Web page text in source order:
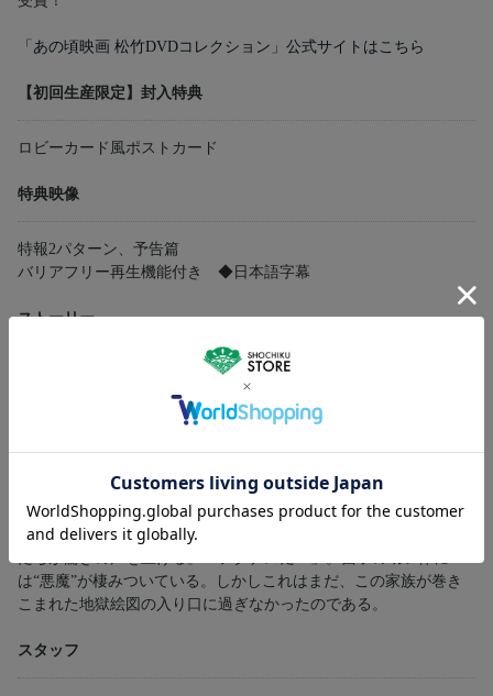
「あの頃映画 松竹DVDコレクション」公式サイトはこちら
【初回生産限定】封入特典
ロビーカード風ポストカード
特典映像
特報2パターン、予告篇
バリアフリー再生機能付き ◆日本語字幕
ストーリー
東京郊外に住むしあわせな三人家族。ひとり娘の昌子はある日、
泥の中で蝶を追っていた。珍しい蝶を取り逃がしてしまった昌子
は不思議な夢を見る。その話を聞いて嫌な予感がする父の昭（渡
るのだ。突然、絶叫しながら倒れこむ昌子！歯に舌がはさまり、
もがきながら顎はけいれんして動かない。病院へ運ばれながらも
目を覆うばかりの発作が続く。運び込まれた昌子を診察した医師
は“悪魔”が棲みついている。しかしこれはまだ、この家族が巻き
こまれた地獄絵図の入り口に過ぎなかったのである。
スタッフ